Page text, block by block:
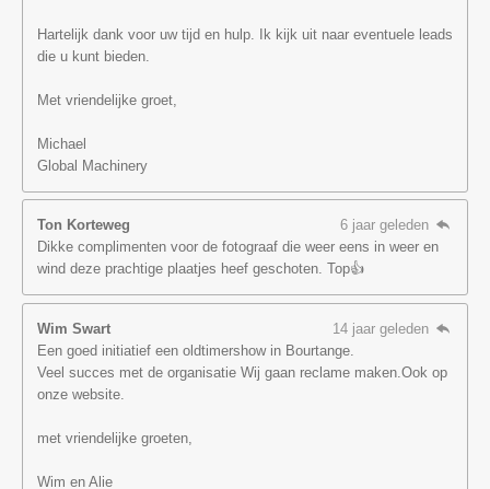
Hartelijk dank voor uw tijd en hulp. Ik kijk uit naar eventuele leads
die u kunt bieden.
Met vriendelijke groet,
Michael
Global Machinery
Ton Korteweg
6 jaar geleden
Dikke complimenten voor de fotograaf die weer eens in weer en
wind deze prachtige plaatjes heef geschoten. Top👍
Wim Swart
14 jaar geleden
Een goed initiatief een oldtimershow in Bourtange.
Veel succes met de organisatie Wij gaan reclame maken.Ook op
onze website.
met vriendelijke groeten,
Wim en Alie